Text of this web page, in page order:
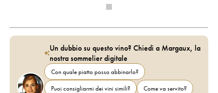
Un dubbio su questo vino? Chiedi a Margaux, la
nostra sommelier digitale
Con quale piatto posso abbinarlo?
Puoi consigliarmi dei vini simili?
Come va servito?